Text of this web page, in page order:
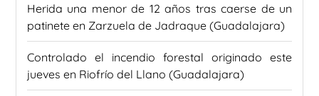
Herida una menor de 12 años tras caerse de un
patinete en Zarzuela de Jadraque (Guadalajara)
Controlado el incendio forestal originado este
jueves en Riofrío del Llano (Guadalajara)